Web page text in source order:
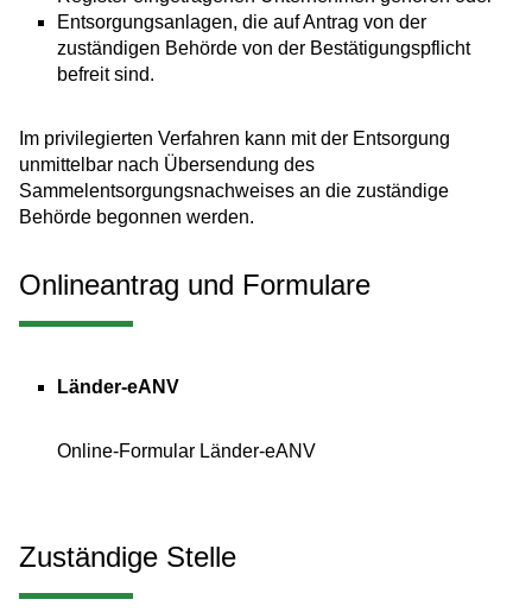
Entsorgungsanlagen, die auf Antrag von der
zuständigen Behörde von der Bestätigungspflicht
befreit sind.
Im privilegierten Verfahren kann mit der Entsorgung
unmittelbar nach Übersendung des
Sammelentsorgungsnachweises an die zuständige
Behörde begonnen werden.
Onlineantrag und Formulare
Länder-eANV
Online-Formular Länder-eANV
Zuständige Stelle